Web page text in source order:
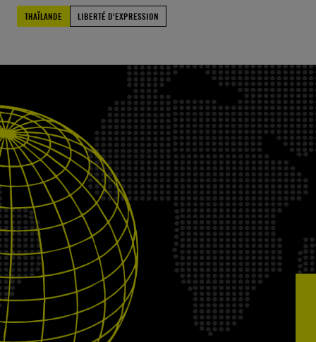
THAÏLANDE
LIBERTÉ D'EXPRESSION